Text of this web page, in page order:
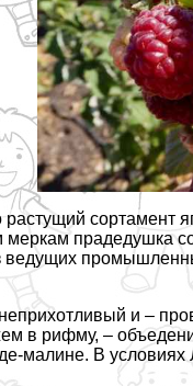
сортамент
прадедушка
и –
в рифму, –
малине. В условиях